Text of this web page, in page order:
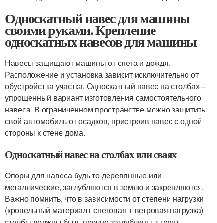
Односкатный навес для машины
своими руками. Крепление
односкатных навесов для машины
Навесы защищают машины от снега и дождя.
Расположение и установка зависит исключительно от
обустройства участка. Односкатный навес на столбах –
упрощенный вариант изготовления самостоятельного
навеса. В ограниченном пространстве можно защитить
свой автомобиль от осадков, пристроив навес с одной
стороны к стене дома.
Односкатный навес на столбах или сваях
Опоры для навеса будь то деревянные или
металлические, заглубляются в землю и закрепляются.
Важно помнить, что в зависимости от степени нагрузки
(кровельный материал+ снеговая + ветровая нагрузка)